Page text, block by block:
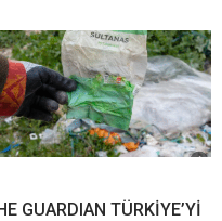
GUARDIAN TÜRKİYE’Yİ